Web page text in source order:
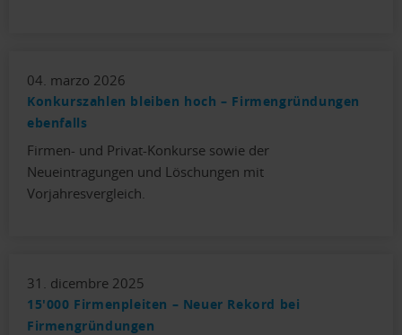
04. marzo 2026
Konkurszahlen bleiben hoch – Firmengründungen
ebenfalls
Firmen- und Privat-Konkurse sowie der
Neueintragungen und Löschungen mit
Vorjahresvergleich.
31. dicembre 2025
15'000 Firmenpleiten – Neuer Rekord bei
Firmengründungen